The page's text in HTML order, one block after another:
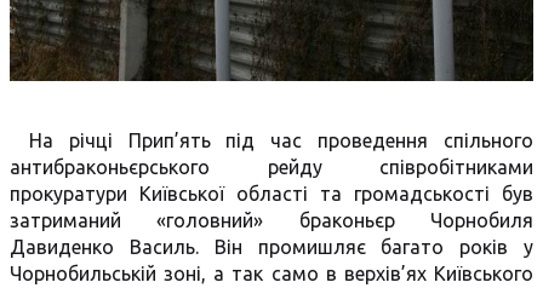
На річці Прип’ять під час проведення спільного
антибраконьєрського рейду співробітниками
прокуратури Київської області та громадськості був
затриманий «головний» браконьєр Чорнобиля
Давиденко Василь. Він промишляє багато років у
Чорнобильській зоні, а так само в верхів’ях Київського